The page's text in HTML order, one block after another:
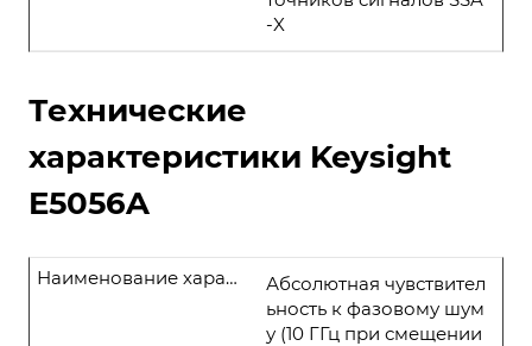
-X
Технические
характеристики Keysight
E5056A
Абсолютная чувствител
ьность к фазовому шум
у (10 ГГц при смещении
Наименование характеристики